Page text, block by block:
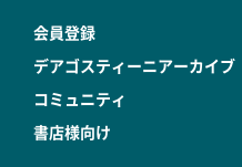
会員登録
デアゴスティーニアーカイブ
コミュニティ
書店様向け